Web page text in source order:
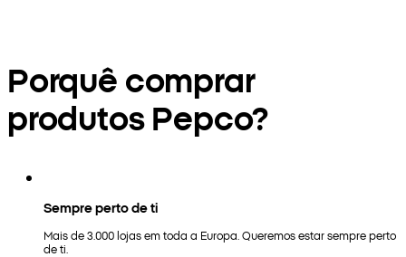
Porquê comprar
produtos Pepco?
Sempre perto de ti
Mais de 3.000 lojas em toda a Europa. Queremos estar sempre perto
de ti.